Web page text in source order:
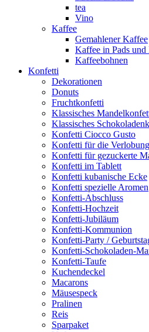
tea
Vino
Kaffee
Gemahlener Kaffee
Kaffee in Pads und
Kaffeebohnen
Konfetti
Dekorationen
Donuts
Fruchtkonfetti
Klassisches
Klassisches
Konfetti Ciocco Gusto
Konfetti für die Verlobung
Konfetti für gezuckerte
Konfetti im Tablett
Konfetti kubanische Ecke
Konfetti spezielle Aromen
Konfetti-Abschluss
Konfetti-Hochzeit
Konfetti-Jubiläum
Konfetti-Kommunion
Konfetti-Party /
Konfetti-Schokoladen-
Konfetti-Taufe
Kuchendeckel
Macarons
Mäusespeck
Pralinen
Reis
Sparpaket